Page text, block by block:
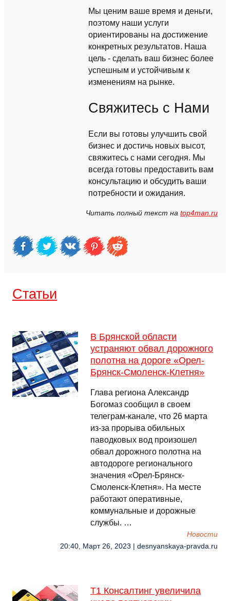
Мы ценим ваше время и деньги,
поэтому наши услуги
ориентированы на достижение
конкретных результатов. Наша
цель - сделать ваш бизнес более
успешным и устойчивым к
изменениям на рынке.
Свяжитесь с Нами
Если вы готовы улучшить свой
бизнес и достичь новых высот,
свяжитесь с нами сегодня. Мы
всегда готовы предоставить вам
консультацию и обсудить ваши
потребности и ожидания.
Читать полный текст на top4man.ru
Cтатьи
В Брянской области
устраняют обвал дорожного
полотна на дороге «Орел-
Брянск-Смоленск-Клетня»
Глава региона Александр
Богомаз сообщил в своем
телеграм-канале, что 26 марта
из-за прорыва обильных
паводковых вод произошел
обвал дорожного полотна на
автодороге регионального
значения «Орел-Брянск-
Смоленск-Клетня». На месте
работают оперативные,
коммунальные и дорожные
службы. …
Новости
20:40, Март 26, 2023 | desnyanskaya-pravda.ru
Т1 Консалтинг увеличила